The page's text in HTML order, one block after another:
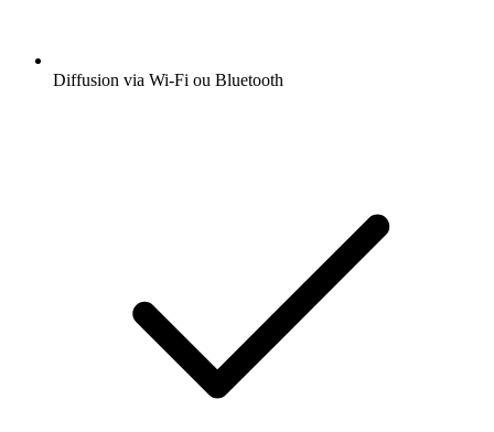
Diffusion via Wi-Fi ou Bluetooth